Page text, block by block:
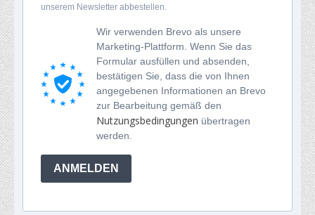
unserem Newsletter abbestellen.
Wir verwenden Brevo als unsere
Marketing-Plattform. Wenn Sie das
Formular ausfüllen und absenden,
bestätigen Sie, dass die von Ihnen
angegebenen Informationen an Brevo
zur Bearbeitung gemäß den
Nutzungsbedingungen übertragen
werden.
ANMELDEN